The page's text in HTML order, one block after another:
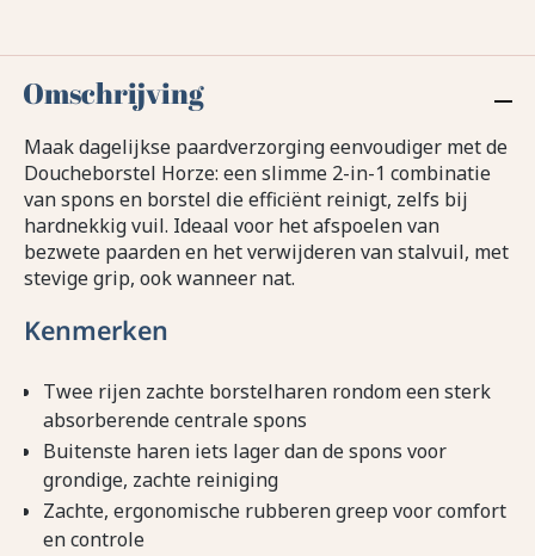
Omschrijving
Maak dagelijkse paardverzorging eenvoudiger met de
Doucheborstel Horze: een slimme 2-in-1 combinatie
van spons en borstel die efficiënt reinigt, zelfs bij
hardnekkig vuil. Ideaal voor het afspoelen van
bezwete paarden en het verwijderen van stalvuil, met
stevige grip, ook wanneer nat.
Kenmerken
Twee rijen zachte borstelharen rondom een sterk
absorberende centrale spons
Buitenste haren iets lager dan de spons voor
grondige, zachte reiniging
Zachte, ergonomische rubberen greep voor comfort
en controle